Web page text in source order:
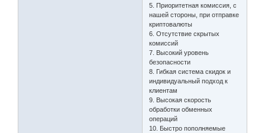
5. Приоритетная комиссия, с
нашей стороны, при отправке
криптовалюты
6. Отсутствие скрытых
комиссий
7. Высокий уровень
безопасности
8. Гибкая система скидок и
индивидуальный подход к
клиентам
9. Высокая скорость
обработки обменных
операций
10. Быстро пополняемые